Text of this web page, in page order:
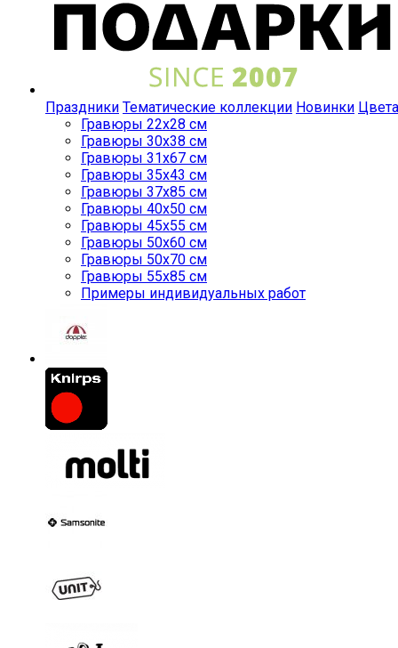
Праздники Тематические коллекции Новинки Цвета
Гравюры 22x28 см
Гравюры 30x38 см
Гравюры 31x67 см
Гравюры 35x43 см
Гравюры 37x85 см
Гравюры 40x50 см
Гравюры 45x55 см
Гравюры 50x60 см
Гравюры 50x70 см
Гравюры 55x85 см
Примеры индивидуальных работ